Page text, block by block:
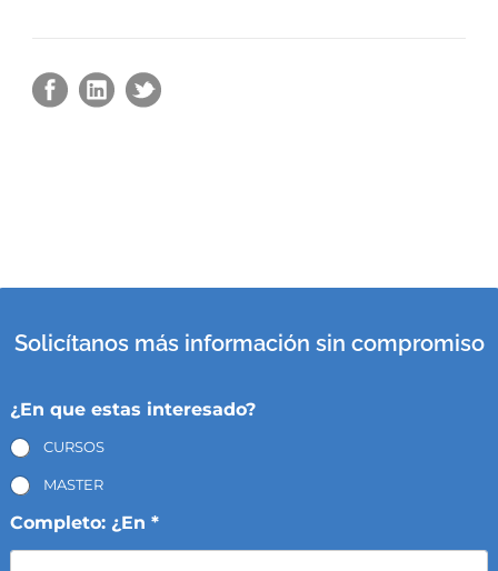
Solicítanos más información sin compromiso
¿En que estas interesado?
CURSOS
MASTER
Completo: ¿En *